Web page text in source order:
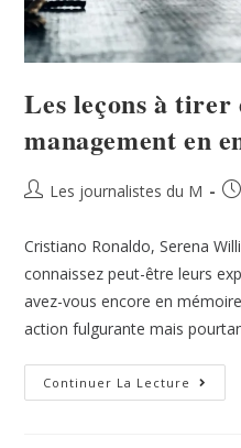
Les leçons à
management en
Les journalistes du M
Cristiano Ronaldo, Serena
connaissez peut-être leurs
avez-vous encore en
action fulgurante mais
Continuer La Lecture